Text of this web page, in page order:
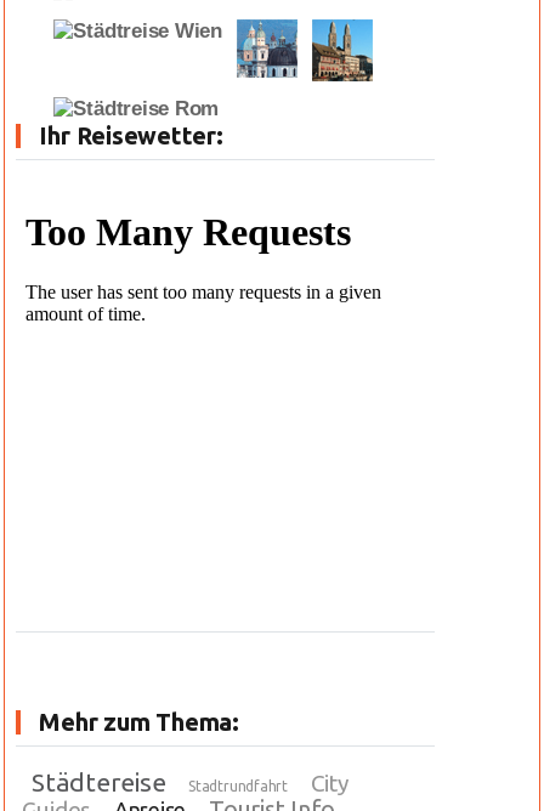
Ihr Reisewetter:
Mehr zum Thema:
Städtereise Stadtrundfahrt
City